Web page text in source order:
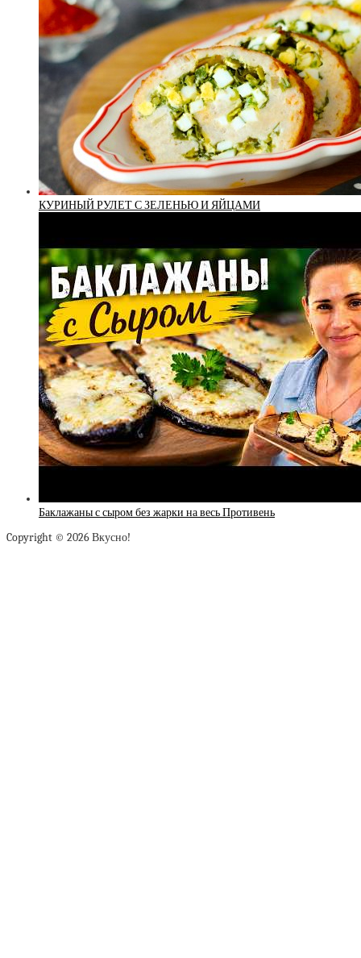
КУРИНЫЙ РУЛЕТ С ЗЕЛЕНЬЮ И ЯЙЦАМИ
Баклажаны с сыром без жарки на весь Противень
Copyright © 2026 Вкусно!